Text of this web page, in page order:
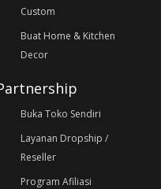
Custom
Buat Home & Kitchen
Decor
Buka Toko Sendiri
Layanan Dropship /
Reseller
Program Afiliasi